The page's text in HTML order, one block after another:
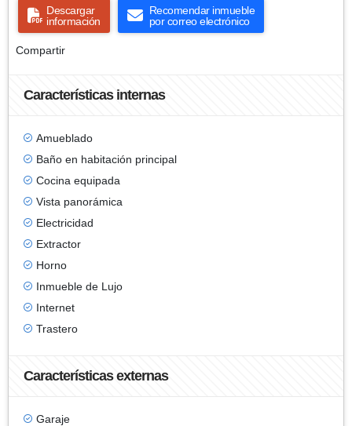
Descargar
información
Recomendar inmueble
por correo electrónico
Compartir
Características internas
Amueblado
Baño en habitación principal
Cocina equipada
Vista panorámica
Electricidad
Extractor
Horno
Inmueble de Lujo
Internet
Trastero
Características externas
Garaje